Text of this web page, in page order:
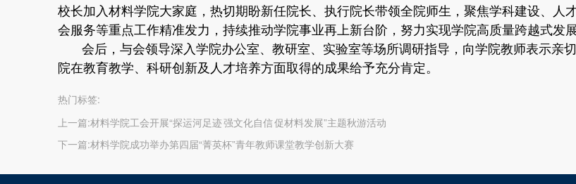
校长加入材料学院大家庭，热切期盼新任院长、执行院长带领全院师生，聚焦学科建设、人
会服务等重点工作精准发力，持续推动学院事业再上新台阶，努力实现学院高质量跨越式发展
会后，与会领导深入学院办公室、教研室、实验室等场所调研指导，向学院教师表示亲
院在教育教学、科研创新及人才培养方面取得的成果给予充分肯定。
热门标签:
上一篇:材料学院工会开展“探运河足迹 强文化自信 促材料发展”主题秋游活动
下一篇:材料学院成功举办第四届“菁英杯”青年教师课堂教学创新大赛